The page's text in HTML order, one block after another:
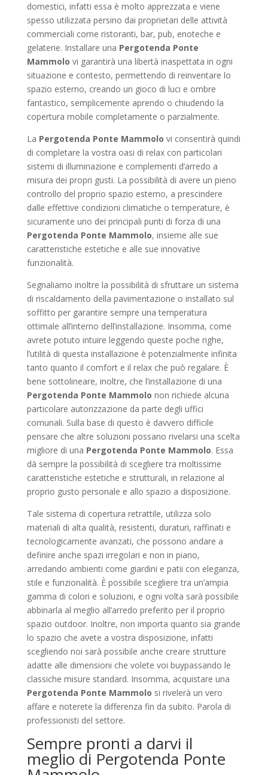
domestici, infatti essa è molto apprezzata e viene
spesso utilizzata persino dai proprietari delle attività
commerciali come ristoranti, bar, pub, enoteche e
gelaterie. Installare una Pergotenda Ponte
Mammolo vi garantirà una libertà inaspettata in ogni
situazione e contesto, permettendo di reinventare lo
spazio esterno, creando un gioco di luci e ombre
fantastico, semplicemente aprendo o chiudendo la
copertura mobile completamente o parzialmente.
La Pergotenda Ponte Mammolo vi consentirà quindi
di completare la vostra oasi di relax con particolari
sistemi di illuminazione e complementi d’arredo a
misura dei propri gusti. La possibilità di avere un pieno
controllo del proprio spazio esterno, a prescindere
dalle effettive condizioni climatiche o temperature, è
sicuramente uno dei principali punti di forza di una
Pergotenda Ponte Mammolo, insieme alle sue
caratteristiche estetiche e alle sue innovative
funzionalità.
Segnaliamo inoltre la possibilità di sfruttare un sistema
di riscaldamento della pavimentazione o installato sul
soffitto per garantire sempre una temperatura
ottimale all’interno dell’installazione. Insomma, come
avrete potuto intuire leggendo queste poche righe,
l’utilità di questa installazione è potenzialmente infinita
tanto quanto il comfort e il relax che può regalare. È
bene sottolineare, inoltre, che l’installazione di una
Pergotenda Ponte Mammolo non richiede alcuna
particolare autorizzazione da parte degli uffici
comunali. Sulla base di questo è davvero difficile
pensare che altre soluzioni possano rivelarsi una scelta
migliore di una Pergotenda Ponte Mammolo. Essa
dà sempre la possibilità di scegliere tra moltissime
caratteristiche estetiche e strutturali, in relazione al
proprio gusto personale e allo spazio a disposizione.
Tale sistema di copertura retrattile, utilizza solo
materiali di alta qualità, resistenti, duraturi, raffinati e
tecnologicamente avanzati, che possono andare a
definire anche spazi irregolari e non in piano,
arredando ambienti come giardini e patii con eleganza,
stile e funzionalità. È possibile scegliere tra un’ampia
gamma di colori e soluzioni, e ogni volta sarà possibile
abbinarla al meglio all’arredo preferito per il proprio
spazio outdoor. Inoltre, non importa quanto sia grande
lo spazio che avete a vostra disposizione, infatti
scegliendo noi sarà possibile anche creare strutture
adatte alle dimensioni che volete voi buypassando le
classiche misure standard. Insomma, acquistare una
Pergotenda Ponte Mammolo si rivelerà un vero
affare e noterete la differenza fin da subito. Parola di
professionisti del settore.
Sempre pronti a darvi il
meglio di Pergotenda Ponte